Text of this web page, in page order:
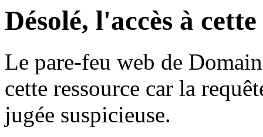
Désolé, l'accès à
Le pare-feu web de
cette ressource car la
jugée suspicieuse.